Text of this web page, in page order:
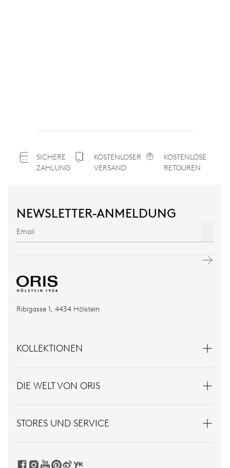
SICHERE
ZAHLUNG
KOSTENLOSER
VERSAND
KOSTENLOSE
RETOUREN
NEWSLETTER-ANMELDUNG
Ribigasse 1, 4434 Hölstein
KOLLEKTIONEN
DIE WELT VON ORIS
STORES UND SERVICE